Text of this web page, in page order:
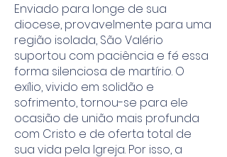
Enviado para longe de sua
diocese, provavelmente para uma
região isolada, São Valério
suportou com paciência e fé essa
forma silenciosa de martírio. O
exílio, vivido em solidão e
sofrimento, tornou-se para ele
ocasião de união mais profunda
com Cristo e de oferta total de
sua vida pela Igreja. Por isso, a